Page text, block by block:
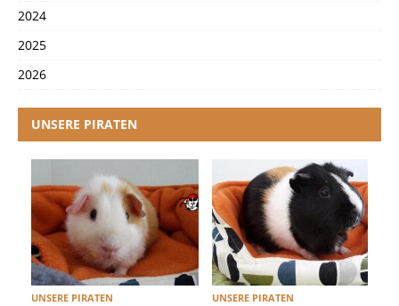
2024
2025
2026
UNSERE PIRATEN
UNSERE PIRATEN UNSERE PIRATEN